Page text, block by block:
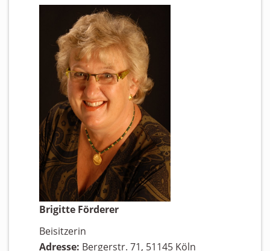
Brigitte Förderer
Beisitzerin
Adresse: Bergerstr. 71, 51145 Köln